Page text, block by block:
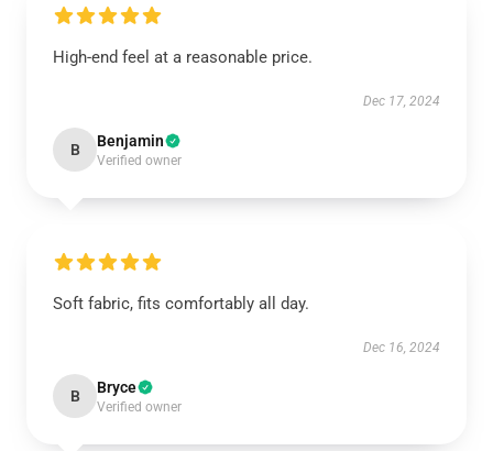
High-end feel at a reasonable price.
Dec 17, 2024
B Benjamin
Verified owner
Soft fabric, fits comfortably all day.
Dec 16, 2024
B Bryce
Verified owner